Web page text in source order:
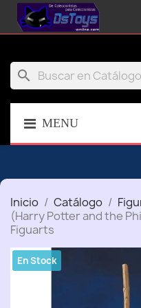
search
MENU
Inicio Catálogo
(Harry Potter and the
Figuarts
En Stock